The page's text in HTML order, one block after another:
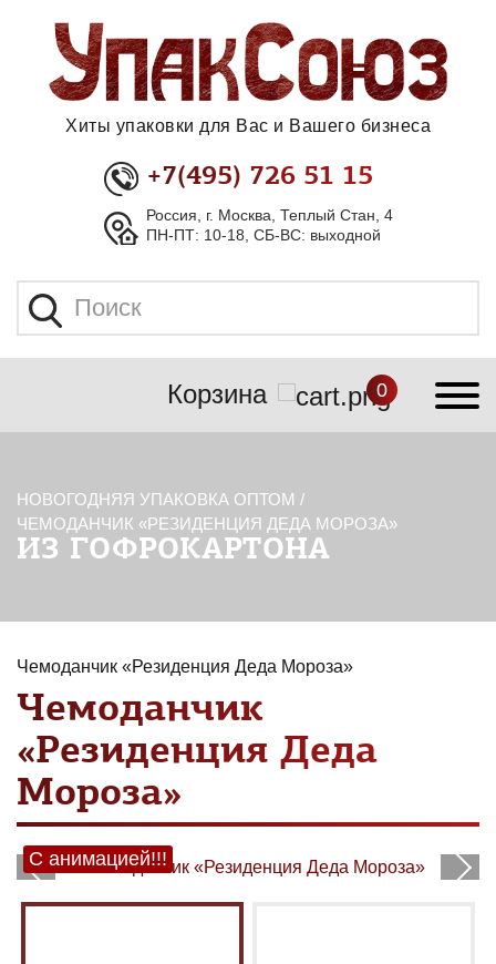
Хиты упаковки для Вас и Вашего бизнеса
+7(495) 726 51 15
Россия, г. Москва, Теплый Стан, 4
ПН-ПТ: 10-18, СБ-ВС: выходной
Корзина 0
НОВОГОДНЯЯ УПАКОВКА ОПТОМ /
ЧЕМОДАНЧИК «РЕЗИДЕНЦИЯ ДЕДА МОРОЗА»
ИЗ ГОФРОКАРТОНА
Чемоданчик «Резиденция Деда Мороза»
Чемоданчик
«Резиденция Деда
Мороза»
С анимацией!!!